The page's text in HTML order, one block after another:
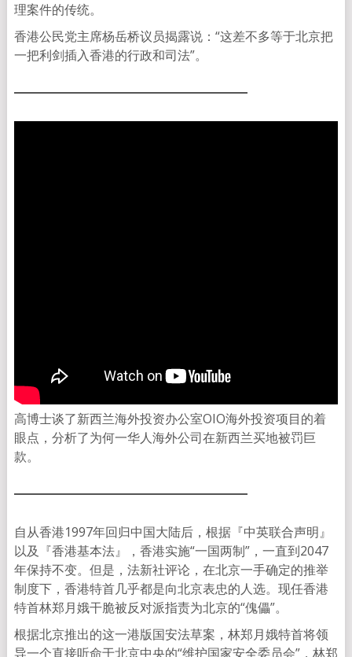
理案件的传统。
香港公民党主席杨岳桥议员揭露说：“这差不多等于北京把
一把利剑插入香港的行政和司法”。
高博士谈了新西兰海外投资办公室OIO海外投资项目的着
眼点，分析了为何一华人海外公司在新西兰买地被罚巨
款。
自从香港1997年回归中国大陆后，根据『中英联合声明』
以及『香港基本法』，香港实施“一国两制”，一直到2047
年保持不变。但是，法新社评论，在北京一手确定的推举
制度下，香港特首几乎都是向北京表忠的人选。现任香港
特首林郑月娥干脆被反对派指责为北京的“傀儡”。
根据北京推出的这一港版国安法草案，林郑月娥特首将领
导一个直接听命于北京中央的“维护国家安全委员会”，林郑